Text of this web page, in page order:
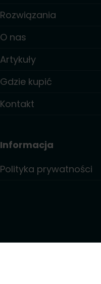
Rozwiązania
O nas
Artykuły
Gdzie kupić
Kontakt
Informacja
Polityka prywatności